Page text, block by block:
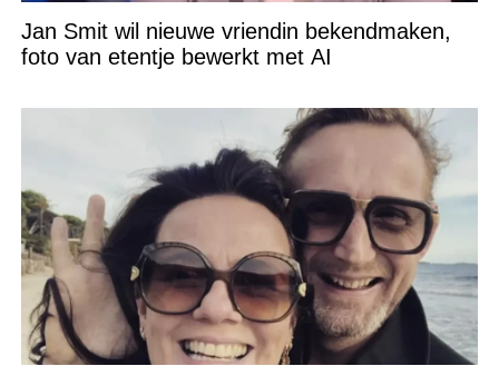
Jan Smit wil nieuwe vriendin bekendmaken,
foto van etentje bewerkt met AI